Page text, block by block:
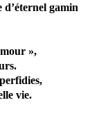
gamin
»,
vie.